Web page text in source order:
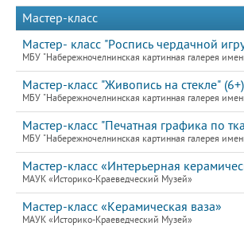
Мастер-класс
Мастер- класс "Роспись чердачной
МБУ "Набережночелнинская картинная галерея
Мастер-класс "Живопись на стекле" (6+)
МБУ "Набережночелнинская картинная галерея
Мастер-класс "Печатная графика по
МБУ "Набережночелнинская картинная галерея
Мастер-класс «Интерьерная
МАУК «Историко-Краеведческий Музей»
Мастер-класс «Керамическая ваза»
МАУК «Историко-Краеведческий Музей»